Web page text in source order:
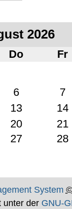
2026
Do Fr
6
7
13
14
20
21
27
28
System ©
unter der GNU-